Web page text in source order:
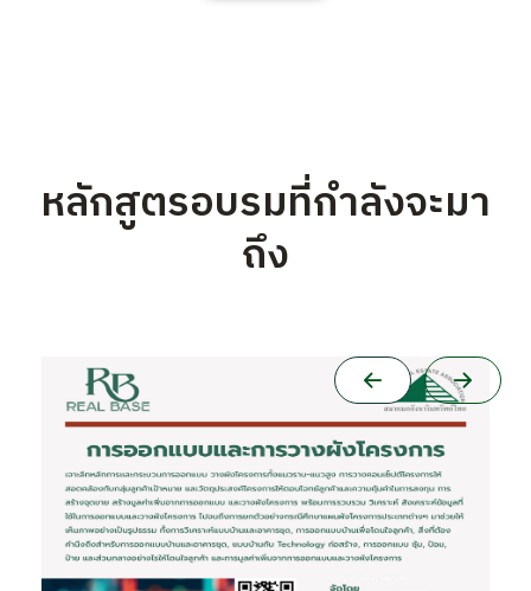
หลักสูตรอบรมที่กำลังจะมา
ถึง